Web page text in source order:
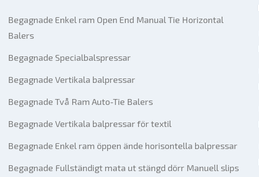
Begagnade Enkel ram Open End Manual Tie Horizontal
Balers
Begagnade Specialbalspressar
Begagnade Vertikala balpressar
Begagnade Två Ram Auto-Tie Balers
Begagnade Vertikala balpressar för textil
Begagnade Enkel ram öppen ände horisontella balpressar
Begagnade Fullständigt mata ut stängd dörr Manuell slips